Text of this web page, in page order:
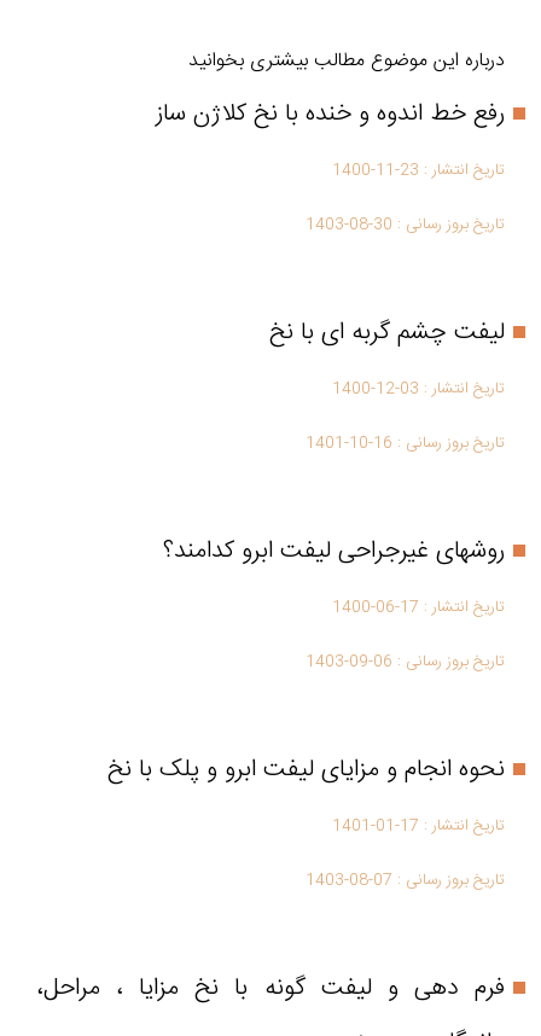
درباره این موضوع مطالب بیشتری بخوانید
رفع خط اندوه و خنده با نخ کلاژن ساز
تاریخ انتشار : 1400-11-23
تاریخ بروز رسانی : 1403-08-30
لیفت چشم گربه ای با نخ
تاریخ انتشار : 1400-12-03
تاریخ بروز رسانی : 1401-10-16
روشهای غیرجراحی لیفت ابرو کدامند؟
تاریخ انتشار : 1400-06-17
تاریخ بروز رسانی : 1403-09-06
نحوه انجام و مزایای لیفت ابرو و پلک با نخ
تاریخ انتشار : 1401-01-17
تاریخ بروز رسانی : 1403-08-07
فرم دهی و لیفت گونه با نخ مزایا ، مراحل،